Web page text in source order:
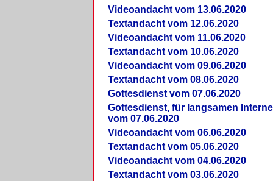
Videoandacht vom 13.06.2020
Textandacht vom 12.06.2020
Videoandacht vom 11.06.2020
Textandacht vom 10.06.2020
Videoandacht vom 09.06.2020
Textandacht vom 08.06.2020
Gottesdienst vom 07.06.2020
Gottesdienst, für langsamen
vom 07.06.2020
Videoandacht vom 06.06.2020
Textandacht vom 05.06.2020
Videoandacht vom 04.06.2020
Textandacht vom 03.06.2020